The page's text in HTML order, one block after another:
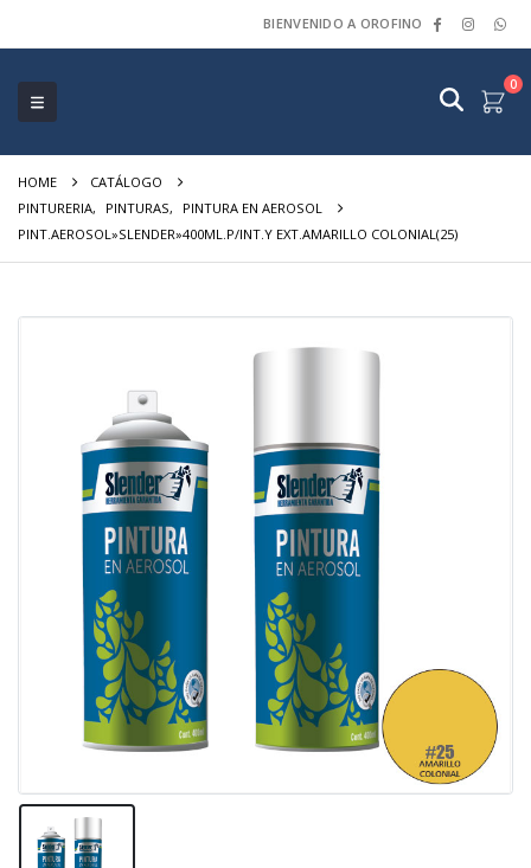
BIENVENIDO A OROFINO
0
HOME
CATÁLOGO
PINTURERIA, PINTURAS,
PINTURA EN AEROSOL
PINT.AEROSOL»SLENDER»400ML.P/INT.Y EXT.AMARILLO COLONIAL(25)